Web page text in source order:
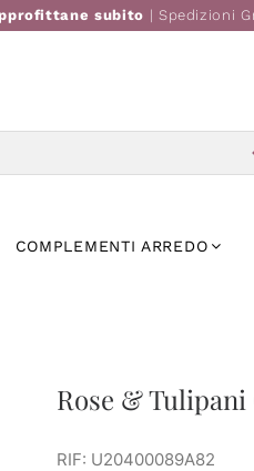
subito | Spedizioni
COMPLEMENTI ARREDO
Rose & Tulipani
RIF: U20400089A82